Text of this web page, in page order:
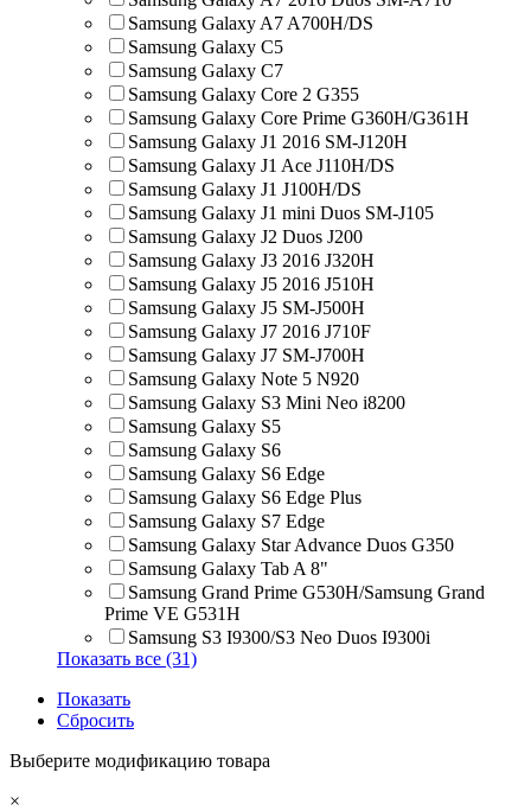
Samsung Galaxy A7 A700H/DS
Samsung Galaxy C5
Samsung Galaxy C7
Samsung Galaxy Core 2 G355
Samsung Galaxy Core Prime G360H/G361H
Samsung Galaxy J1 2016 SM-J120H
Samsung Galaxy J1 Ace J110H/DS
Samsung Galaxy J1 J100H/DS
Samsung Galaxy J1 mini Duos SM-J105
Samsung Galaxy J2 Duos J200
Samsung Galaxy J3 2016 J320H
Samsung Galaxy J5 2016 J510H
Samsung Galaxy J5 SM-J500H
Samsung Galaxy J7 2016 J710F
Samsung Galaxy J7 SM-J700H
Samsung Galaxy Note 5 N920
Samsung Galaxy S3 Mini Neo i8200
Samsung Galaxy S5
Samsung Galaxy S6
Samsung Galaxy S6 Edge
Samsung Galaxy S6 Edge Plus
Samsung Galaxy S7 Edge
Samsung Galaxy Star Advance Duos G350
Samsung Galaxy Tab A 8"
Samsung Grand Prime G530H/Samsung Grand
Prime VE G531H
Samsung S3 I9300/S3 Neo Duos I9300i
Показать все (31)
Показать
Сбросить
Выберите модификацию товара
×